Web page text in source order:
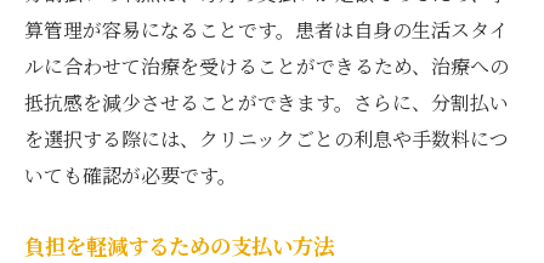
算管理が容易になることです。患者は自身の生活スタイ
ルに合わせて治療を受けることができるため、治療への
抵抗感を減少させることができます。さらに、分割払い
を選択する際には、クリニックごとの利息や手数料につ
いても確認が必要です。
負担を軽減するための支払い方法